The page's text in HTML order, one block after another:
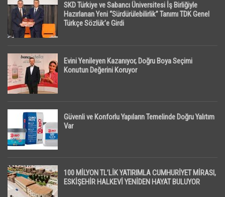
SKD Türkiye ve Sabancı Üniversitesi İş Birliğiyle
Hazırlanan Yeni “Sürdürülebilirlik” Tanımı TDK Genel
Türkçe Sözlük’e Girdi
Evini Yenileyen Kazanıyor, Doğru Boya Seçimi
Konutun Değerini Koruyor
Güvenli ve Konforlu Yapıların Temelinde Doğru Yalıtım
Var
100 MİLYON TL’LİK YATIRIMLA CUMHURİYET MİRASI,
ESKİŞEHİR HALKEVİ YENİDEN HAYAT BULUYOR